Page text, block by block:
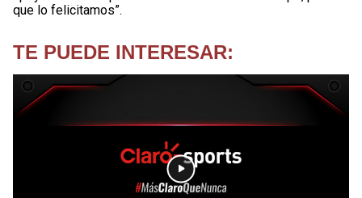
que lo felicitamos”.
TE PUEDE INTERESAR: